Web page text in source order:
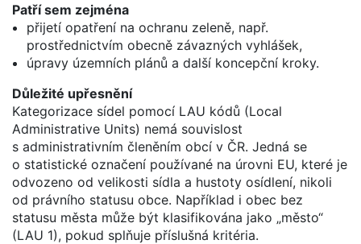
Patří sem zejména
přijetí opatření na ochranu zeleně, např.
prostřednictvím obecně závazných vyhlášek,
úpravy územních plánů a další koncepční kroky.
Důležité upřesnění
Kategorizace sídel pomocí LAU kódů (Local
Administrative Units) nemá souvislost
s administrativním členěním obcí v ČR. Jedná se
o statistické označení používané na úrovni EU, které je
odvozeno od velikosti sídla a hustoty osídlení, nikoli
od právního statusu obce. Například i obec bez
statusu města může být klasifikována jako „město“
(LAU 1), pokud splňuje příslušná kritéria.